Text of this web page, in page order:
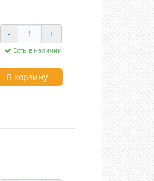
- +
Есть в наличии
В корзину